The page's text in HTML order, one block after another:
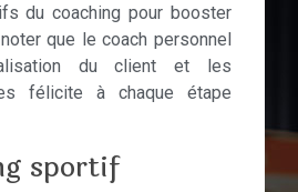
du coaching pour booster
que le coach personnel
du client et les
félicite à chaque étape
sportif